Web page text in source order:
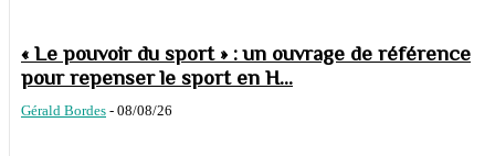
« Le pouvoir du sport » : un ouvrage de référence
pour repenser le sport en H...
Gérald Bordes - 08/08/26